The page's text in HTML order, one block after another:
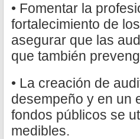
• Fomentar la
fortalecimiento de
asegurar que las
que también
• La creación de
desempeño y en un
fondos públicos se
medibles.